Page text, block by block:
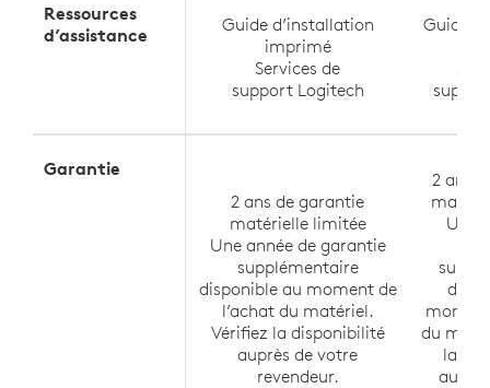
Ressources
d’assistance
Guide d’installation
imprimé
Services de
support Logitech
Guide
Garantie
2 ans de garantie
matérielle limitée
Une année de garantie
supplémentaire
disponible au moment de
l’achat du matériel.
Vérifiez la disponibilité
auprès de votre
revendeur.
2 ans
Une
du
la